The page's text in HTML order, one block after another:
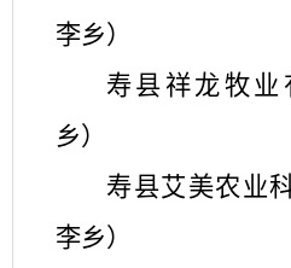
李乡）
寿县祥龙牧业
乡）
寿县艾美农业
李乡）